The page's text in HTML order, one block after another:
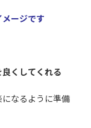
ージです
くしてくれる
なるように準備